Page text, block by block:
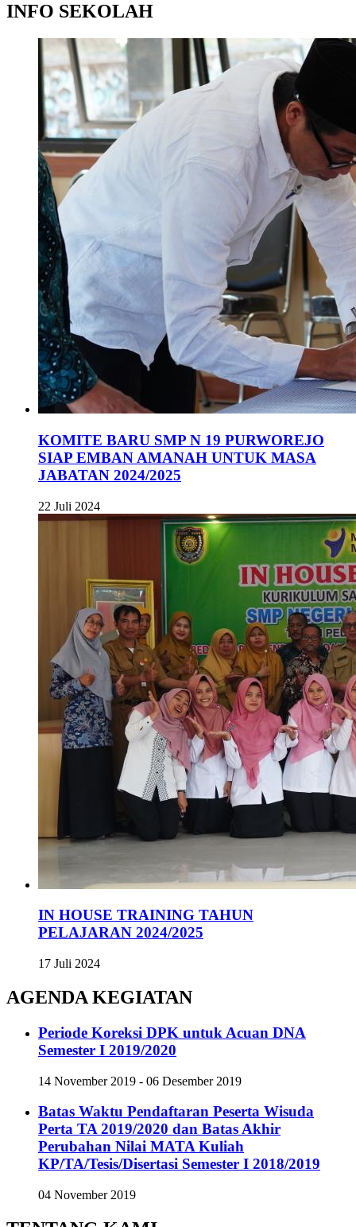
INFO SEKOLAH
KOMITE BARU SMP N 19 PURWOREJO
SIAP EMBAN AMANAH UNTUK MASA
JABATAN 2024/2025
22 Juli 2024
IN HOUSE TRAINING TAHUN
PELAJARAN 2024/2025
17 Juli 2024
AGENDA KEGIATAN
Periode Koreksi DPK untuk Acuan DNA
Semester I 2019/2020
14 November 2019 - 06 Desember 2019
Batas Waktu Pendaftaran Peserta Wisuda
Perta TA 2019/2020 dan Batas Akhir
Perubahan Nilai MATA Kuliah
KP/TA/Tesis/Disertasi Semester I 2018/2019
04 November 2019